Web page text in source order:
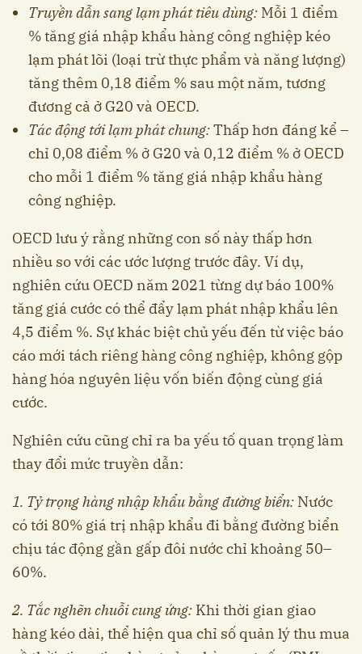
Truyền dẫn sang lạm phát tiêu dùng: Mỗi 1 điểm
% tăng giá nhập khẩu hàng công nghiệp kéo
lạm phát lõi (loại trừ thực phẩm và năng lượng)
tăng thêm 0,18 điểm % sau một năm, tương
đương cả ở G20 và OECD.
Tác động tới lạm phát chung:Thấp hơn đáng kể –
chỉ 0,08 điểm % ở G20 và 0,12 điểm % ở OECD
cho mỗi 1 điểm % tăng giá nhập khẩu hàng
công nghiệp.
OECD lưu ý rằng những con số này thấp hơn
nhiều so với các ước lượng trước đây. Ví dụ,
nghiên cứu OECD năm 2021 từng dự báo 100%
tăng giá cước có thể đẩy lạm phát nhập khẩu lên
4,5 điểm %. Sự khác biệt chủ yếu đến từ việc báo
cáo mới tách riêng hàng công nghiệp, không gộp
hàng hóa nguyên liệu vốn biến động cùng giá
cước.
Nghiên cứu cũng chỉ ra ba yếu tố quan trọng làm
thay đổi mức truyền dẫn:
1. Tỷ trọng hàng nhập khẩu bằng đường biển: Nước
có tới 80% giá trị nhập khẩu đi bằng đường biển
chịu tác động gần gấp đôi nước chỉ khoảng 50–
60%.
2. Tắc nghẽn chuỗi cung ứng: Khi thời gian giao
hàng kéo dài, thể hiện qua chỉ số quản lý thu mua